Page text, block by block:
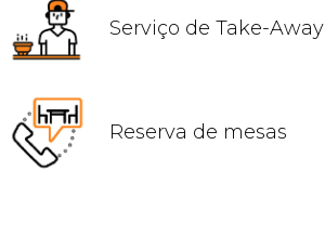
Serviço de Take-Away
Reserva de mesas